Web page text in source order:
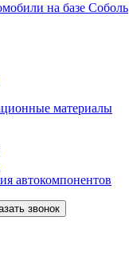
на базе Соболь
материалы
автокомпонентов
звонок